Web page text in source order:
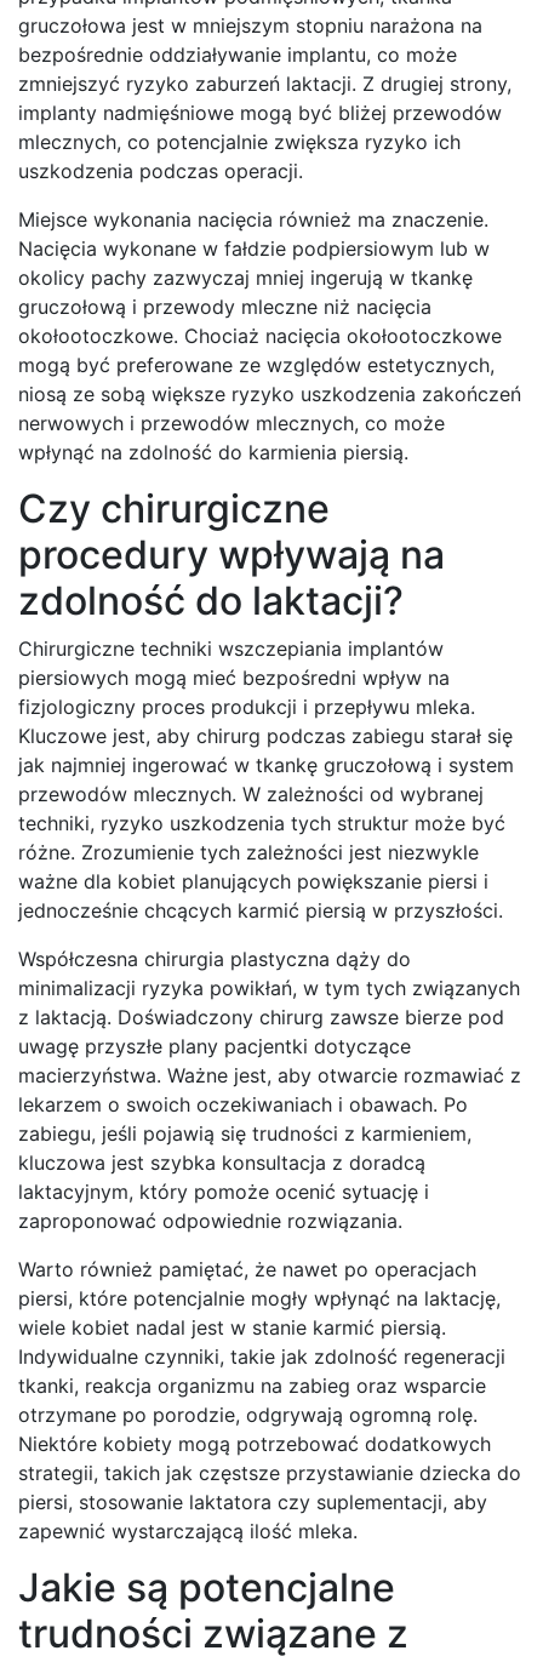
gruczołowa jest w mniejszym stopniu narażona na
bezpośrednie oddziaływanie implantu, co może
zmniejszyć ryzyko zaburzeń laktacji. Z drugiej strony,
implanty nadmięśniowe mogą być bliżej przewodów
mlecznych, co potencjalnie zwiększa ryzyko ich
uszkodzenia podczas operacji.
Miejsce wykonania nacięcia również ma znaczenie.
Nacięcia wykonane w fałdzie podpiersiowym lub w
okolicy pachy zazwyczaj mniej ingerują w tkankę
gruczołową i przewody mleczne niż nacięcia
okołootoczkowe. Chociaż nacięcia okołootoczkowe
mogą być preferowane ze względów estetycznych,
niosą ze sobą większe ryzyko uszkodzenia zakończeń
nerwowych i przewodów mlecznych, co może
wpłynąć na zdolność do karmienia piersią.
Czy chirurgiczne
procedury wpływają na
zdolność do laktacji?
Chirurgiczne techniki wszczepiania implantów
piersiowych mogą mieć bezpośredni wpływ na
fizjologiczny proces produkcji i przepływu mleka.
Kluczowe jest, aby chirurg podczas zabiegu starał się
jak najmniej ingerować w tkankę gruczołową i system
przewodów mlecznych. W zależności od wybranej
techniki, ryzyko uszkodzenia tych struktur może być
różne. Zrozumienie tych zależności jest niezwykle
ważne dla kobiet planujących powiększanie piersi i
jednocześnie chcących karmić piersią w przyszłości.
Współczesna chirurgia plastyczna dąży do
minimalizacji ryzyka powikłań, w tym tych związanych
z laktacją. Doświadczony chirurg zawsze bierze pod
uwagę przyszłe plany pacjentki dotyczące
macierzyństwa. Ważne jest, aby otwarcie rozmawiać z
lekarzem o swoich oczekiwaniach i obawach. Po
zabiegu, jeśli pojawią się trudności z karmieniem,
kluczowa jest szybka konsultacja z doradcą
laktacyjnym, który pomoże ocenić sytuację i
zaproponować odpowiednie rozwiązania.
Warto również pamiętać, że nawet po operacjach
piersi, które potencjalnie mogły wpłynąć na laktację,
wiele kobiet nadal jest w stanie karmić piersią.
Indywidualne czynniki, takie jak zdolność regeneracji
tkanki, reakcja organizmu na zabieg oraz wsparcie
otrzymane po porodzie, odgrywają ogromną rolę.
Niektóre kobiety mogą potrzebować dodatkowych
strategii, takich jak częstsze przystawianie dziecka do
piersi, stosowanie laktatora czy suplementacji, aby
zapewnić wystarczającą ilość mleka.
Jakie są potencjalne
trudności związane z